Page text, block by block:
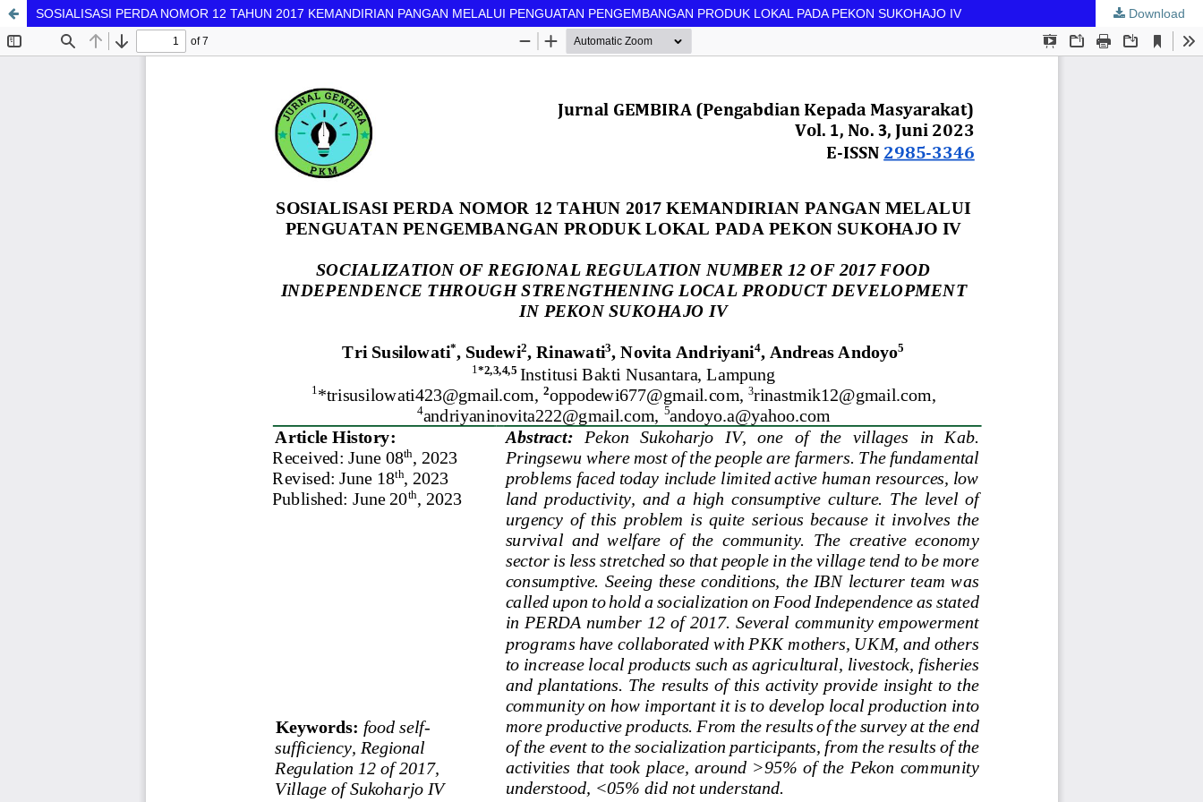
SOSIALISASI PERDA NOMOR 12 TAHUN 2017 KEMANDIRIAN PANGAN MELALUI PENGUATAN PENGEMBANGAN PRODUK LOKAL PADA PEKON SUKOHAJO IV Download